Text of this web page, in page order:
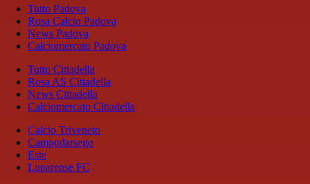
Tutto Padova
Rosa Calcio Padova
News Padova
Calciomercato Padova
Tutto Cittadella
Rosa AS Cittadella
News Cittadella
Calciomercato Cittadella
Calcio Triveneto
Campodarsego
Este
Luparense FC